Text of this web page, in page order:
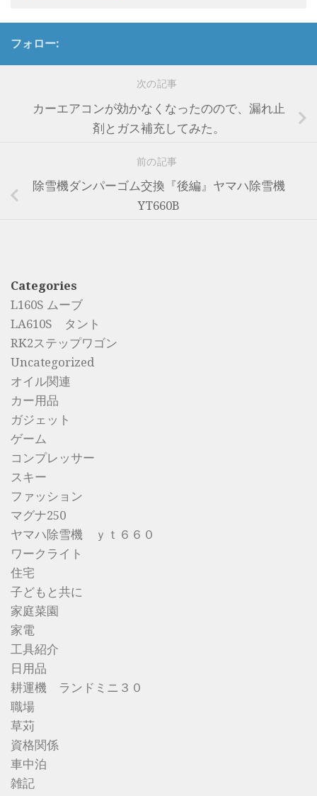
フォロー:
次の記事
カーエアコンが効かなくなったのので、漏れ止
剤とガス補充してみた。
前の記事
除雪機ダンパーゴム交換『後編』ヤマハ除雪機
YT660B
Categories
L160S ムーブ
LA610S タント
RK2ステップワゴン
Uncategorized
オイル関連
カー用品
ガジェット
ゲーム
コンプレッサー
スキー
ファッション
マグナ250
ヤマハ除雪機 ｙｔ６６０
ワークライト
住宅
子どもと共に
家庭菜園
家電
工具紹介
日用品
耕運機 ランドミニ３０
職場
草苅
資格関係
車中泊
雑記